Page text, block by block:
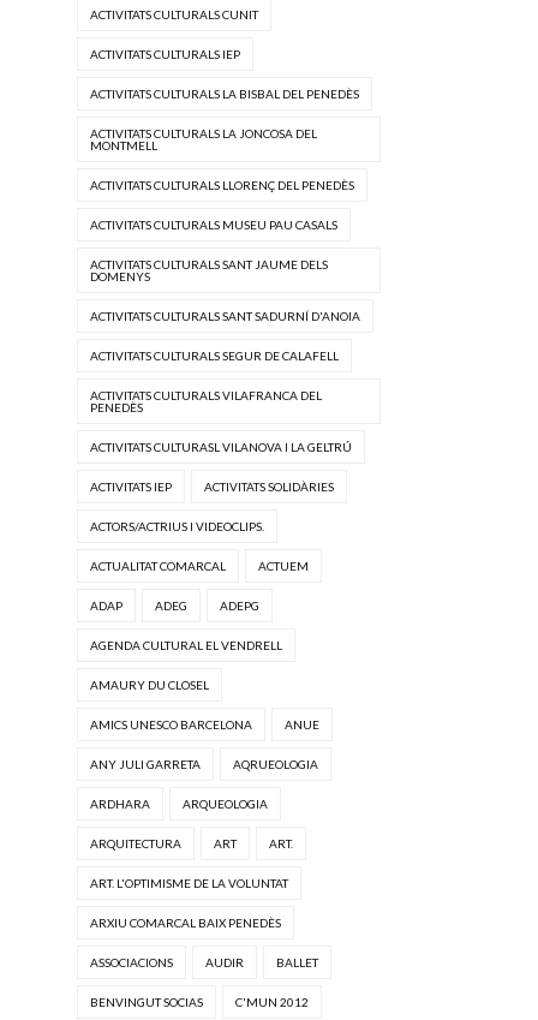
ACTIVITATS CULTURALS CUNIT
ACTIVITATS CULTURALS IEP
ACTIVITATS CULTURALS LA BISBAL DEL PENEDÈS
ACTIVITATS CULTURALS LA JONCOSA DEL
MONTMELL
ACTIVITATS CULTURALS LLORENÇ DEL PENEDÈS
ACTIVITATS CULTURALS MUSEU PAU CASALS
ACTIVITATS CULTURALS SANT JAUME DELS
DOMENYS
ACTIVITATS CULTURALS SANT SADURNÍ D'ANOIA
ACTIVITATS CULTURALS SEGUR DE CALAFELL
ACTIVITATS CULTURALS VILAFRANCA DEL
PENEDÈS
ACTIVITATS CULTURASL VILANOVA I LA GELTRÚ
ACTIVITATS IEP ACTIVITATS SOLIDÀRIES
ACTORS/ACTRIUS I VIDEOCLIPS.
ACTUALITAT COMARCAL ACTUEM
ADAP ADEG ADEPG
AGENDA CULTURAL EL VENDRELL
AMAURY DU CLOSEL
AMICS UNESCO BARCELONA ANUE
ANY JULI GARRETA AQRUEOLOGIA
ARDHARA ARQUEOLOGIA
ARQUITECTURA ART ART.
ART. L'OPTIMISME DE LA VOLUNTAT
ARXIU COMARCAL BAIX PENEDÈS
ASSOCIACIONS AUDIR BALLET
BENVINGUT SOCIAS C'MUN 2012